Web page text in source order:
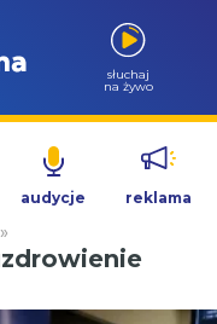
słuchaj
na żywo
audycje reklama
»